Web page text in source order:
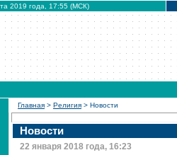
2019 года, 17:55 (МСК)
Главная > Религия > Новости
Новости
22 января 2018 года, 16:23